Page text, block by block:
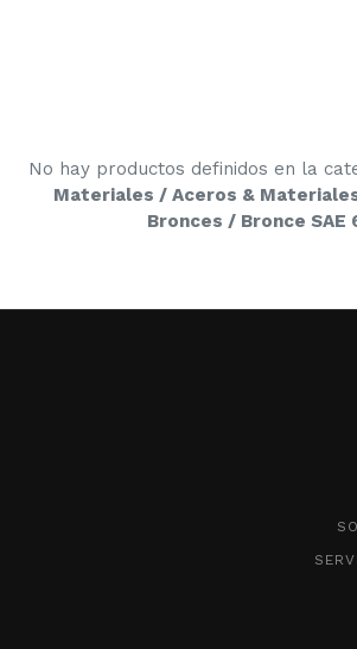
No hay productos definidos en la
Materiales / Aceros &
Bronces / Bronce SAE